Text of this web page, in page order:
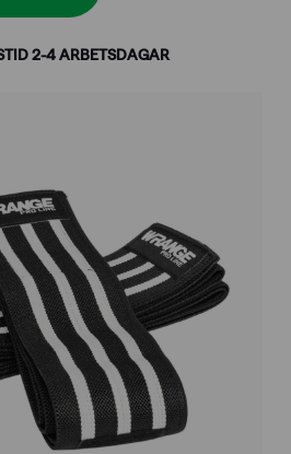
2-4 ARBETSDAGAR